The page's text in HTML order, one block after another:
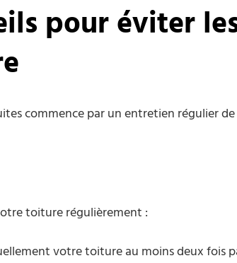
pour éviter
commence par un entretien régulier
toiture régulièrement :
votre toiture au moins deux fois